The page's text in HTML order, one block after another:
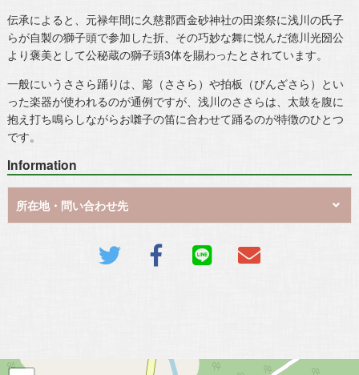
伝承によると、元禄年間に久慈郡西金砂神社の田楽祭に浅川の氏子
らが自製の獅子頭で参加した折、その巧妙な舞に悦んだ徳川光圀公
より褒美として公秘蔵の獅子頭3体を賜わったとされています。
一般にいうささら踊りは、簓（ささら）や拍板（びんざさら）とい
った楽器が使われるのが通例ですが、浅川のささらは、太鼓を腹に
抱え打ち鳴らしながらお囃子の笛に合わせて踊るのが特徴のひとつ
です。
Information
所在地・問い合わせ先